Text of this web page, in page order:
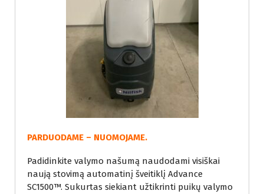
PARDUODAME – NUOMOJAME.
Padidinkite valymo našumą naudodami visiškai
naują stovimą automatinį šveitiklį Advance
SC1500™. Sukurtas siekiant užtikrinti puikų valymo